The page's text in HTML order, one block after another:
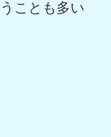
ことも多い